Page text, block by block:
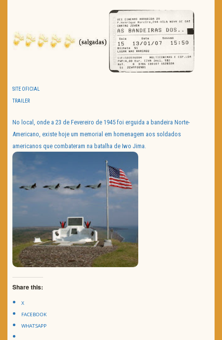
SITE OFICIAL
TRAILER
No local, onde a 23 de Fevereiro de 1945 foi erguida a bandeira Norte-
Americano, existe hoje um memorial em homenagem aos soldados
americanos que combateram na batalha de Iwo Jima.
Share this:
X
FACEBOOK
WHATSAPP